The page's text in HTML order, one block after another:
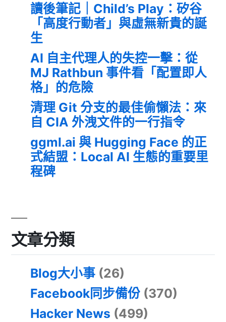
讀後筆記｜Child’s Play：矽谷
「高度行動者」與虛無新貴的誕
生
AI 自主代理人的失控一擊：從
MJ Rathbun 事件看「配置即人
格」的危險
清理 Git 分支的最佳偷懶法：來
自 CIA 外洩文件的一行指令
ggml.ai 與 Hugging Face 的正
式結盟：Local AI 生態的重要里
程碑
文章分類
Blog大小事 (26)
Facebook同步備份 (370)
Hacker News (499)